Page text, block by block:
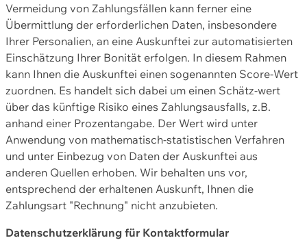
Vermeidung von Zahlungsfällen kann ferner eine
Übermittlung der erforderlichen Daten, insbesondere
Ihrer Personalien, an eine Auskunftei zur automatisierten
Einschätzung Ihrer Bonität erfolgen. In diesem Rahmen
kann Ihnen die Auskunftei einen sogenannten Score-Wert
zuordnen. Es handelt sich dabei um einen Schätz-wert
über das künftige Risiko eines Zahlungsausfalls, z.B.
anhand einer Prozentangabe. Der Wert wird unter
Anwendung von mathematisch-statistischen Verfahren
und unter Einbezug von Daten der Auskunftei aus
anderen Quellen erhoben. Wir behalten uns vor,
entsprechend der erhaltenen Auskunft, Ihnen die
Zahlungsart "Rechnung" nicht anzubieten.
Datenschutzerklärung für Kontaktformular